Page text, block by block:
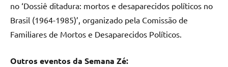
no ‘Dossiê ditadura: mortos e desaparecidos políticos no
Brasil (1964-1985)’, organizado pela Comissão de
Familiares de Mortos e Desaparecidos Políticos.
Outros eventos da Semana Zé: